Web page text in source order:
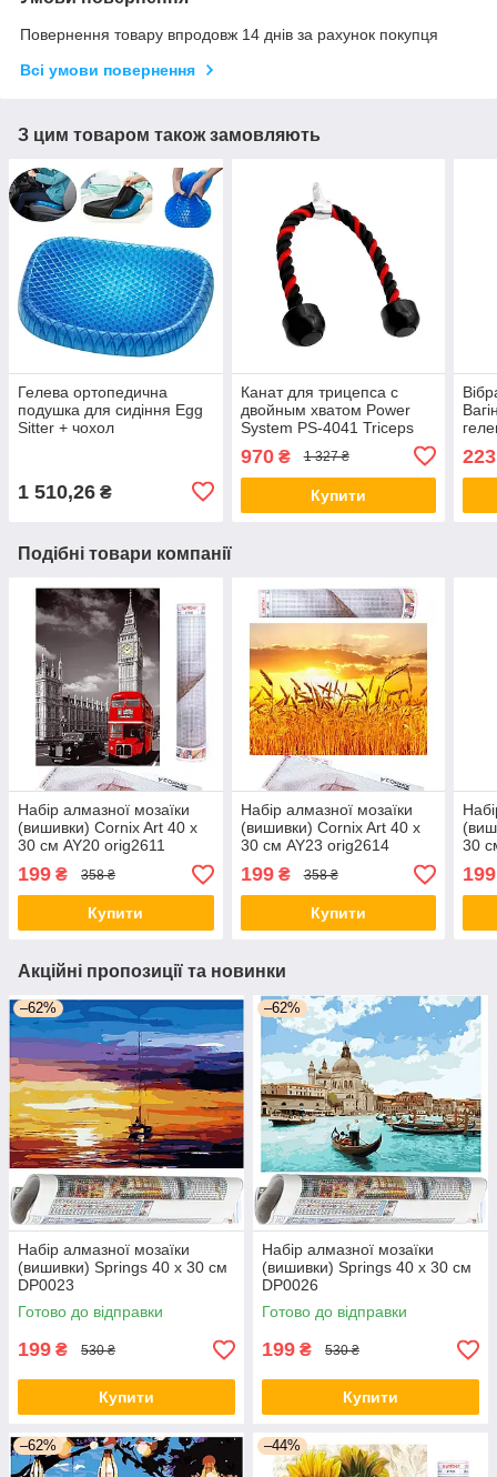
Повернення товару впродовж 14 днів за рахунок покупця
Всі умови повернення
З цим товаром також замовляють
Гелева ортопедична
подушка для сидіння Egg
Sitter + чохол
1 510,26 ₴
Канат для трицепса с
двойным хватом Power
System PS-4041 Triceps
970₴ 1 327 ₴
Купити
Подібні товари компанії
Набір алмазної мозаїки
(вишивки) Cornix Art 40 x
30 см AY20 orig2611
199 ₴ 358 ₴
Купити
Набір алмазної мозаїки
(вишивки) Cornix Art 40 x
30 см AY23 orig2614
199₴ 358 ₴
Купити
30
199
Акційні пропозиції та новинки
–62%
Набір алмазної мозаїки
(вишивки) Springs 40 x 30 см
DP0023
Готово до відправки
199 ₴ 530 ₴
Купити
–62%
Набір алмазної мозаїки
(вишивки) Springs 40 x 30 см
DP0026
Готово до відправки
199 ₴ 530 ₴
Купити
–62% –44%